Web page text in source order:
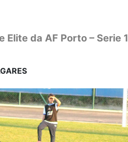
da AF Porto – Serie 1